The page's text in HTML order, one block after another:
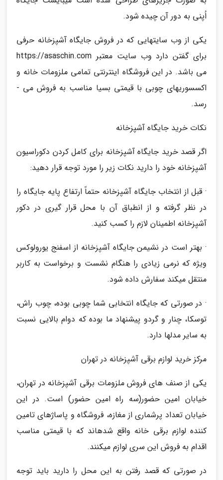
اُپنی به دور آن چیده شود.
یکی از وب سایت­هایی که در فروش جایگاه آشپزخانه حرفی
برای گفتن دارد وب سایت معتبر https://asaschin.com
می­ باشد. در این فروشگاه اینترنتی تمامی ملزومات خانه و
اکسسوری­های چوبی با قیمتی بسیا مناسب به فروش می ­
رسد.
نکات خرید جایگاه آشپزخانه
اگر قصد خرید جایگاه آشپزخانه برای کامل کردن دکوراسیون
آشپزخانه خود را دارید نکات زیر را مورد توجه قرار دهید:
· قبل از انتخاب جایگاه آشپزخانه حتماً ارتفاع پایه­ جایگاه را
در نظر گرفته و از انطباق آن با محل قرار گیری در دکور
آشپزخانه اطمینان لازم را کسب کنید.
· بهتر است در نشیمن جایگاه آشپزخانه از اسفنج یورولوکس
ویژه که نرمی زیادی را هنگام نشست و برخواست به کاربر
منتقل می­کند سفارش داده شود.
· در صورتی که جایگاه انتخابی شما چوبی بوده، چوب راش،
توسکا، چنار و گردو پیشنهاد ما بوده که دوام بالایی نسبت
به سایر مدل­ها دارد.
مرکز خرید لوازم برقی آشپزخانه در تهران
یکی از صنف­ های فروش ملزومات برقی آشپزخانه در تهران،
خیابان امین حضور(سه راه امین حضور) است. در این
خیابان تعداد پرشماری از مغازه، فروشگاه و پاساژهای تامین
کننده لوازم برقی خانه واقع شده­اند که با قیمتی مناسب
اقدام به فروش این سری لوازم می­کنند.
در صورتی که قصد رفتن به این محل را دارید باید توجه